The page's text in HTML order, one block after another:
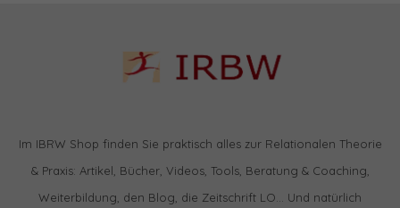
Im IBRW Shop finden Sie praktisch alles zur Relationalen Theorie
& Praxis: Artikel, Bücher, Videos, Tools, Beratung & Coaching,
Weiterbildung, den Blog, die Zeitschrift LO… Und natürlich